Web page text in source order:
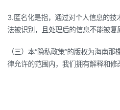
3.匿名化是指，通过对个人信息的技
法被识别，且处理后的信息不能被复
（三）本“隐私政策”的版权为海南
律允许的范围内，我们拥有解释和修